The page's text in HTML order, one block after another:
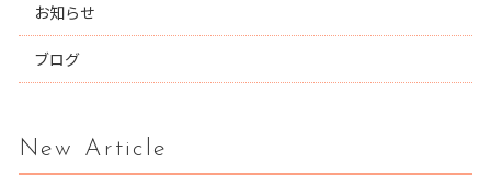
お知らせ
ブログ
New Article